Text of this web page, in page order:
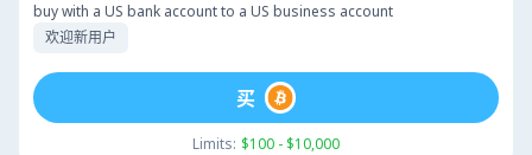
buy with a US bank account to a US business account
欢迎新用户
Limits: $100 - $10,000
买